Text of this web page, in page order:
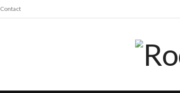
Contact